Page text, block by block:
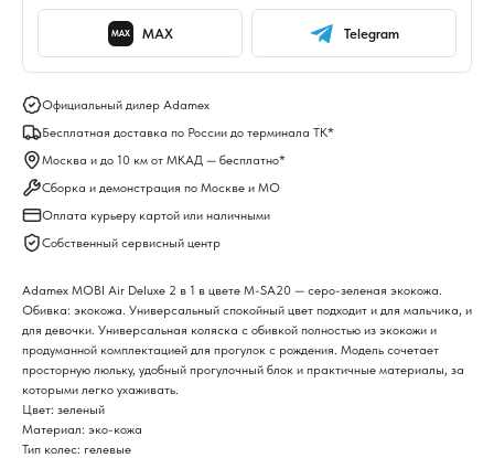
MAX MAX Telegram
Официальный дилер Adamex
Бесплатная доставка по России до терминала ТК*
Москва и до 10 км от МКАД — бесплатно*
Сборка и демонстрация по Москве и МО
Оплата курьеру картой или наличными
Собственный сервисный центр
Adamex MOBI Air Deluxe 2 в 1 в цвете M-SA20 — серо-зеленая экокожа.
Обивка: экокожа. Универсальный спокойный цвет подходит и для мальчика, и
для девочки. Универсальная коляска с обивкой полностью из экокожи и
продуманной комплектацией для прогулок с рождения. Модель сочетает
просторную люльку, удобный прогулочный блок и практичные материалы, за
которыми легко ухаживать.
Цвет: зеленый
Материал: эко-кожа
Тип колес: гелевые